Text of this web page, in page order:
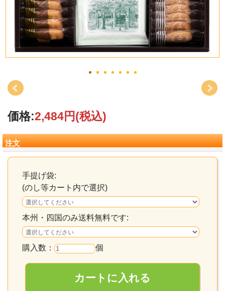
価格:2,484円(税込)
注文
手提げ袋:
(のし等カート内で選択)
本州・四国のみ送料無料です:
購入数： 個